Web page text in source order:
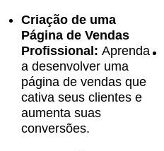
Criação de uma
Página de Vendas
Profissional: Aprenda
a desenvolver uma
página de vendas que
cativa seus clientes e
aumenta suas
conversões.